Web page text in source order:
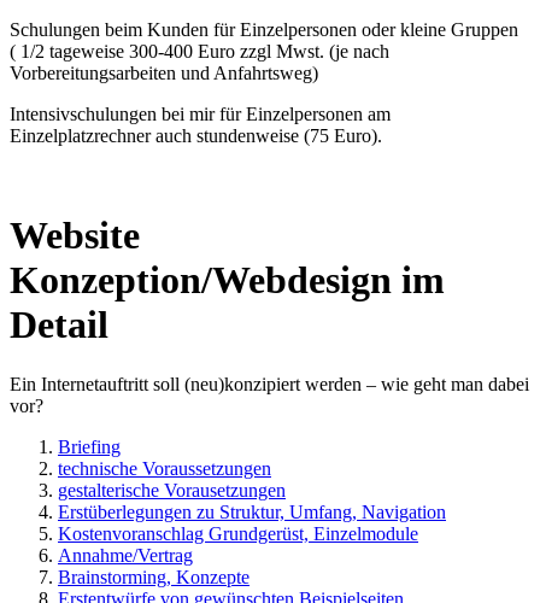
Schulungen beim Kunden für Einzelpersonen oder kleine Gruppen
( 1/2 tageweise 300-400 Euro zzgl Mwst. (je nach
Vorbereitungsarbeiten und Anfahrtsweg)
Intensivschulungen bei mir für Einzelpersonen am
Einzelplatzrechner auch stundenweise (75 Euro).
Website
Konzeption/Webdesign im
Detail
Ein Internetauftritt soll (neu)konzipiert werden – wie geht man dabei
vor?
Briefing
technische Voraussetzungen
gestalterische Vorausetzungen
Erstüberlegungen zu Struktur, Umfang, Navigation
Kostenvoranschlag Grundgerüst, Einzelmodule
Annahme/Vertrag
Brainstorming, Konzepte
Erstentwürfe von gewünschten Beispielseiten,